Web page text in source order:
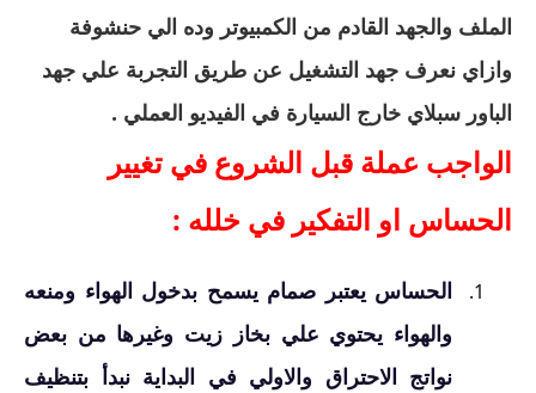
الملف والجهد القادم من الكمبيوتر وده الي حنشوفة
وازاي نعرف جهد التشغيل عن طريق التجربة علي جهد
الباور سبلاي خارج السيارة في الفيديو العملي .
الواجب عملة قبل الشروع في تغيير
الحساس او التفكير في خلله :
الحساس يعتبر صمام يسمح بدخول الهواء ومنعه
والهواء يحتوي علي بخاز زيت وغيرها من بعض
نواتج الاحتراق والاولي في البداية نبدأ بتنظيف